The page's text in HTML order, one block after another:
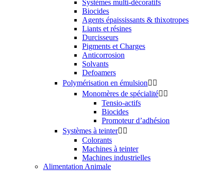
Systèmes multi-décoratifs
Biocides
Agents épaississants & thixotropes
Liants et résines
Durcisseurs
Pigments et Charges
Anticorrosion
Solvants
Defoamers
Polymérisation en émulsion 
Monomères de spécialité 
Tensio-actifs
Biocides
Promoteur d’adhésion
Systèmes à teinter 
Colorants
Machines à teinter
Machines industrielles
Alimentation Animale